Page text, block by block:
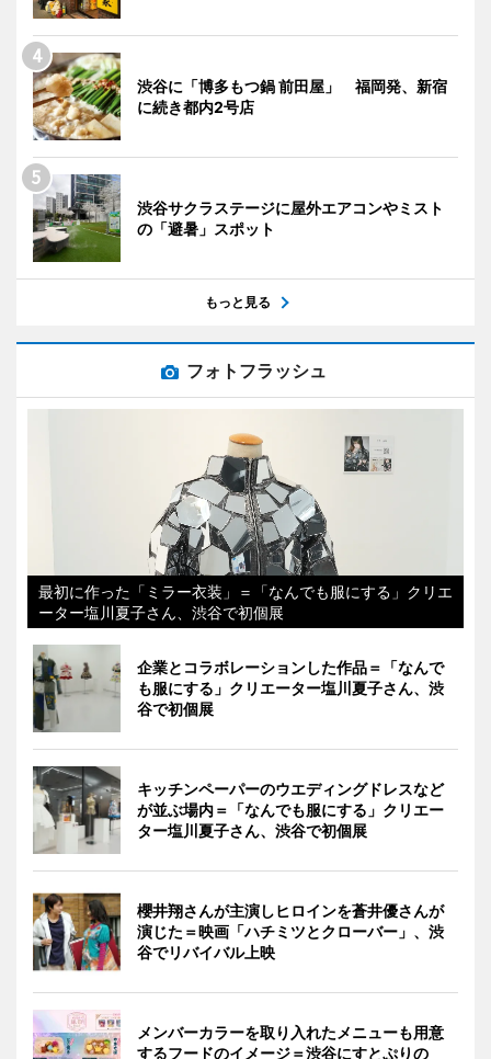
渋谷に「博多もつ鍋 前田屋」 福岡発、新宿
に続き都内2号店
渋谷サクラステージに屋外エアコンやミスト
の「避暑」スポット
もっと見る
フォトフラッシュ
最初に作った「ミラー衣装」＝「なんでも服にする」クリエ
ーター塩川夏子さん、渋谷で初個展
企業とコラボレーションした作品＝「なんで
も服にする」クリエーター塩川夏子さん、渋
谷で初個展
キッチンペーパーのウエディングドレスなど
が並ぶ場内＝「なんでも服にする」クリエー
ター塩川夏子さん、渋谷で初個展
櫻井翔さんが主演しヒロインを蒼井優さんが
演じた＝映画「ハチミツとクローバー」、渋
谷でリバイバル上映
メンバーカラーを取り入れたメニューも用意
するフードのイメージ＝渋谷にすとぷりの